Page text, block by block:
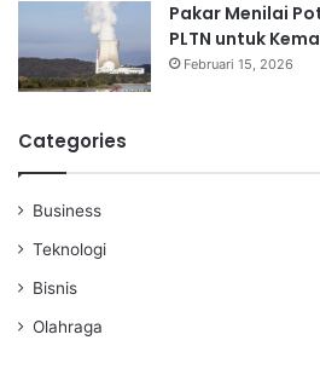
Pakar Menilai
PLTN untuk
Februari 15, 2026
Categories
Business
Teknologi
Bisnis
Olahraga